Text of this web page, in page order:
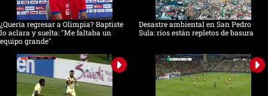
¿Quería regresar a Olimpia? Baptiste
lo aclara y suelta: "Me faltaba un
equipo grande"
Desastre ambiental en San Pedro
Sula: ríos están repletos de basura